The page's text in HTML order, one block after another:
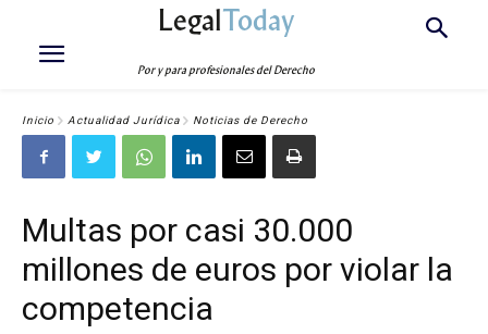
LegalToday
Por y para profesionales del Derecho
Inicio Actualidad Jurídica Noticias de Derecho
Multas por casi 30.000
millones de euros por violar la
competencia